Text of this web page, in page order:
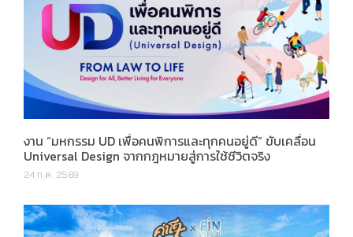
งาน “มหกรรม UD เพื่อคนพิการและทุกคนอยู่ดี” ขับเคลื่อน
Universal Design จากกฎหมายสู่การใช้ชีวิตจริง
24 ก.ค. 2569